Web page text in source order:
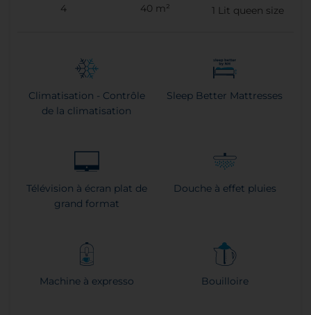
4 40 m² 1 Lit queen size
Climatisation - Contrôle
de la climatisation
Sleep Better Mattresses
Télévision à écran plat de
grand format
Douche à effet pluies
Machine à expresso Bouilloire